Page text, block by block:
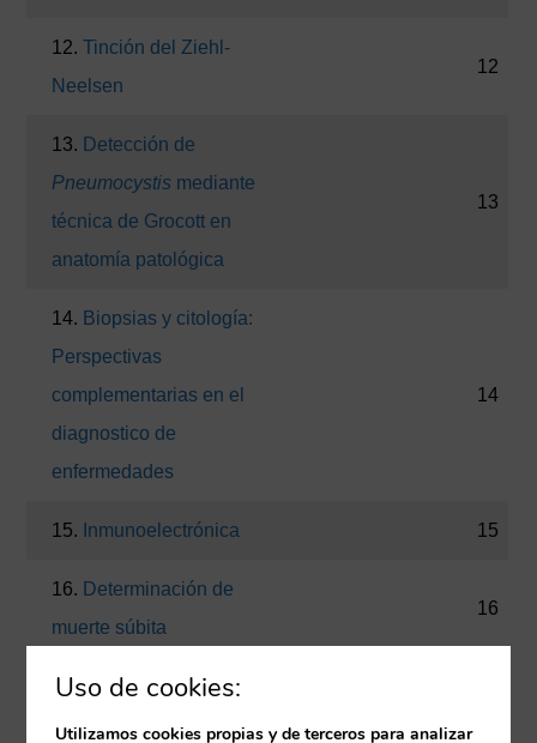
12.Tinción del Ziehl-
Neelsen
12
13. Detección de
Pneumocystis mediante
técnica de Grocott en
anatomía patológica
13
14. Biopsias y citología:
Perspectivas
complementarias en el
diagnostico de
enfermedades
14
15. Inmunoelectrónica 15
16. Determinación de
muerte súbita
16
17.Determinación de
muerte por sumersión
Uso de cookies:
Utilizamos cookies propias y de terceros para analizar